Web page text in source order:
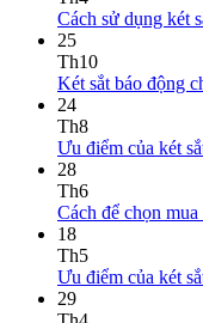
Cách sử dụng két
25
Th10
Két sắt báo động
24
Th8
Ưu điểm của két
28
Th6
Cách để chọn
18
Th5
Ưu điểm của két
29